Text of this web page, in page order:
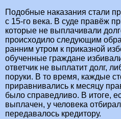
Подобные наказания стали
с 15-го века. В суде правёж
которые не выплачивали
происходило следующим
ранним утром к приказной
обученные граждане
ответчик не выплатит долг,
поруки. В то время, каждые
приравнивались к месяцу
было справедливо. В итоге,
выплачен, у человека
передавалось кредитору.